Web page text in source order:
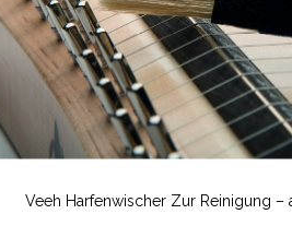
Veeh Harfenwischer Zur Reinigung –